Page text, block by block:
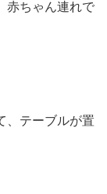
赤ちゃん連れで
、テーブルが置